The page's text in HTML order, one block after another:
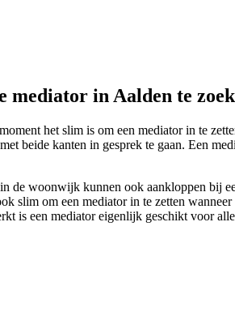
mediator in Aalden te
het slim is om een mediator in te
beide kanten in gesprek te gaan. Een
de woonwijk kunnen ook aankloppen
slim om een mediator in te zetten
is een mediator eigenlijk geschikt voor